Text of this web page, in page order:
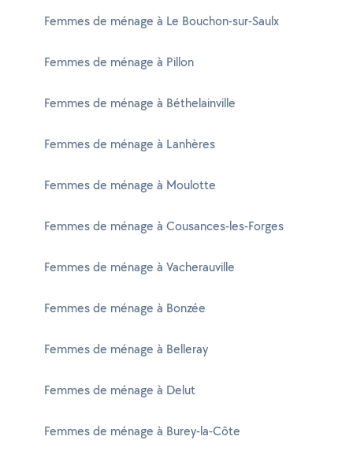
Femmes de ménage à Le Bouchon-sur-Saulx
Femmes de ménage à Pillon
Femmes de ménage à Béthelainville
Femmes de ménage à Lanhères
Femmes de ménage à Moulotte
Femmes de ménage à Cousances-les-Forges
Femmes de ménage à Vacherauville
Femmes de ménage à Bonzée
Femmes de ménage à Belleray
Femmes de ménage à Delut
Femmes de ménage à Burey-la-Côte